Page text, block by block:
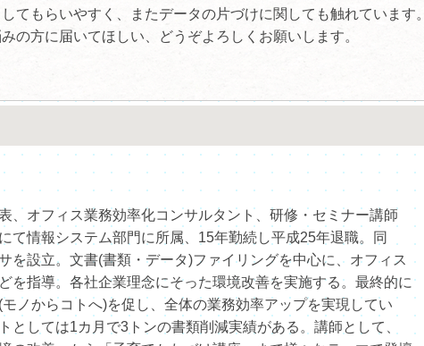
てもらいやすく、またデータの片づけに関しても触れています。
の方に届いてほしい、どうぞよろしくお願いします。
、オフィス業務効率化コンサルタント、研修・セミナー講師
て情報システム部門に所属、15年勤続し平成25年退職。同
を設立。文書(書類・データ)ファイリングを中心に、オフィス
を指導。各社企業理念にそった環境改善を実施する。最終的に
ノからコトへ)を促し、全体の業務効率アップを実現してい
としては1カ月で3トンの書類削減実績がある。講師として、